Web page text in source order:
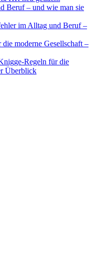
im Alltag und Beruf –
Regeln für die
Überblick